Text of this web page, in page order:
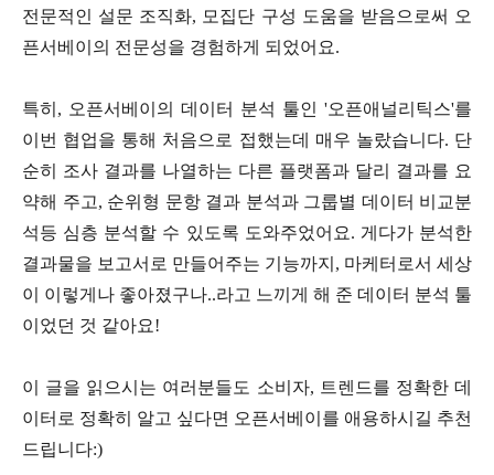
전문적인 설문 조직화, 모집단 구성 도움을 받음으로써 오
픈서베이의 전문성을 경험하게 되었어요.
특히, 오픈서베이의 데이터 분석 툴인 '오픈애널리틱스'를
이번 협업을 통해 처음으로 접했는데 매우 놀랐습니다. 단
순히 조사 결과를 나열하는 다른 플랫폼과 달리 결과를 요
약해 주고, 순위형 문항 결과 분석과 그룹별 데이터 비교분
석등 심층 분석할 수 있도록 도와주었어요. 게다가 분석한
결과물을 보고서로 만들어주는 기능까지, 마케터로서 세상
이 이렇게나 좋아졌구나..라고 느끼게 해 준 데이터 분석 툴
이었던 것 같아요!
이 글을 읽으시는 여러분들도 소비자, 트렌드를 정확한 데
이터로 정확히 알고 싶다면 오픈서베이를 애용하시길 추천
드립니다:)